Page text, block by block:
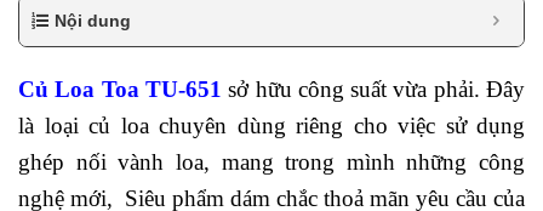
Nội dung
Củ Loa Toa TU-651 sở hữu công suất vừa phải. Đây
là loại củ loa chuyên dùng riêng cho việc sử dụng
ghép nối vành loa, mang trong mình những công
nghệ mới, Siêu phẩm dám chắc thoả mãn yêu cầu của